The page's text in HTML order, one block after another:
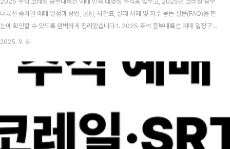
내륙선 승차권 예매 일정과 방법, 꿀팁, 시간표, 실패 사례 및 자주 묻는 질문(FAQ)을 한
눈에 확인할 수 있도록 완벽하게 정리했습니다.1. 2025 추석 중부내륙선 예매 일정구분
예매 대상예매 날짜 및 시간예매 방법교통약자 우선 예매65세 이상, 장애인, 국가유공
(1544-8545)일반 예매모든 국민9월 17일(수), 9월 18일(목) 07:00~13:00코레일
톡, 코레일 홈페이지예매 대상 기간은 2025년 10월 2일(목)부터 10월 12일(일)까지
11일간 운행하는 모든 열차를 포함합니다.1인당 최대 12매까지 예매 가..
2025. 9. 6.